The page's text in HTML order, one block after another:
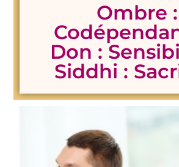
Ombre :
Don :
Siddhi :